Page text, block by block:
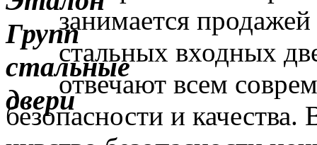
занимается
стальных входных
отвечают всем
безопасности и